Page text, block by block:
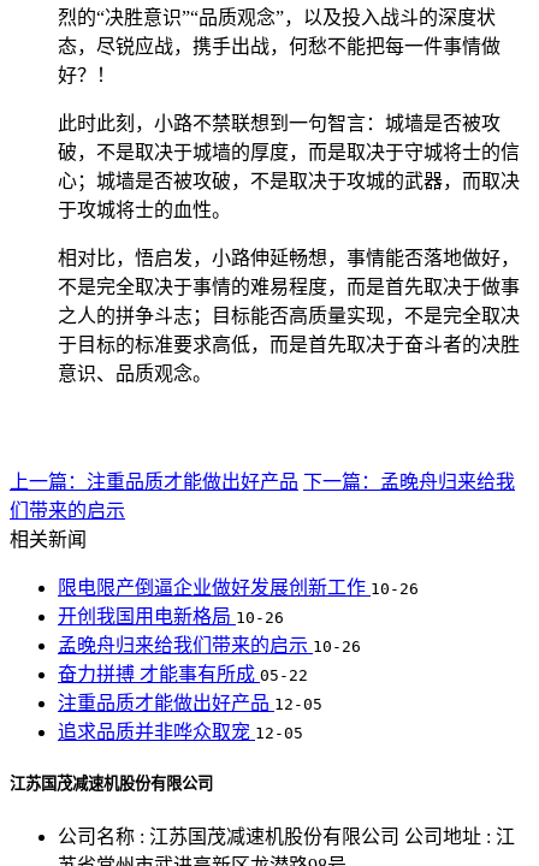
烈的“决胜意识”“品质观念”，以及投入战斗的深度状
态，尽锐应战，携手出战，何愁不能把每一件事情做
好？！
此时此刻，小路不禁联想到一句智言：城墙是否被攻
破，不是取决于城墙的厚度，而是取决于守城将士的信
心；城墙是否被攻破，不是取决于攻城的武器，而取决
于攻城将士的血性。
相对比，悟启发，小路伸延畅想，事情能否落地做好，
不是完全取决于事情的难易程度，而是首先取决于做事
之人的拼争斗志；目标能否高质量实现，不是完全取决
于目标的标准要求高低，而是首先取决于奋斗者的决胜
意识、品质观念。
上一篇：注重品质才能做出好产品 下一篇：孟晚舟归来给我
们带来的启示
相关新闻
限电限产倒逼企业做好发展创新工作 10-26
开创我国用电新格局 10-26
孟晚舟归来给我们带来的启示 10-26
奋力拼搏 才能事有所成 05-22
注重品质才能做出好产品 12-05
追求品质并非哗众取宠 12-05
江苏国茂减速机股份有限公司
公司名称 : 江苏国茂减速机股份有限公司 公司地址 : 江